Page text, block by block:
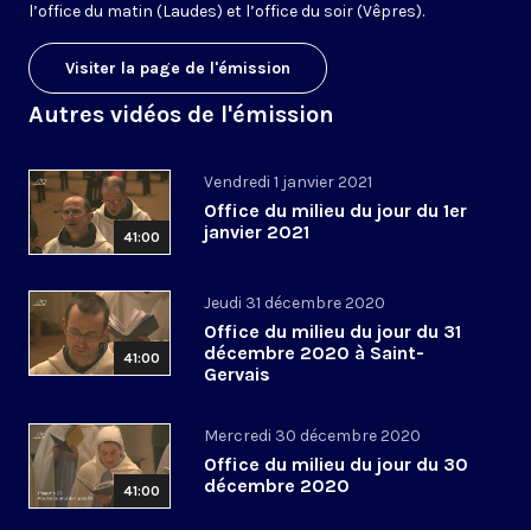
l’office du matin (Laudes) et l’office du soir (Vêpres).
Visiter la page de l'émission
Autres vidéos de l'émission
41:00
Vendredi 1 janvier 2021
Office du milieu du jour du 1er
janvier 2021
41:00
Jeudi 31 décembre 2020
Office du milieu du jour du 31
décembre 2020 à Saint-
Gervais
41:00
Mercredi 30 décembre 2020
Office du milieu du jour du 30
décembre 2020